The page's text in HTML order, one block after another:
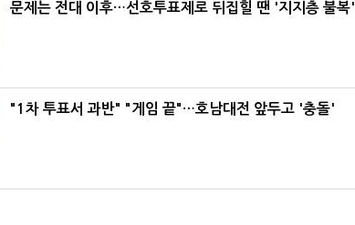
문제는 전대 이후…선호투표제로 뒤집힐 땐 '지지층 불복'
"1차 투표서 과반" "게임 끝"…호남대전 앞두고 '충돌'